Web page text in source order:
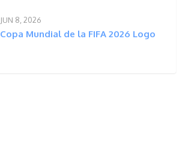
JUN 8, 2026
Copa Mundial de la FIFA 2026 Logo